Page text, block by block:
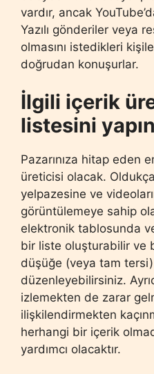
vardır, ancak
Yazılı gönderiler veya
olmasını istedikleri
doğrudan konuşurlar.
İlgili içerik
listesini yapın
Pazarınıza hitap eden
üreticisi olacak.
yelpazesine ve
görüntülemeye sahip
elektronik tablosunda
bir liste oluşturabilir ve
düşüğe (veya tam
düzenleyebilirsiniz.
izlemekten de zarar
ilişkilendirmekten
herhangi bir içerik
yardımcı olacaktır.